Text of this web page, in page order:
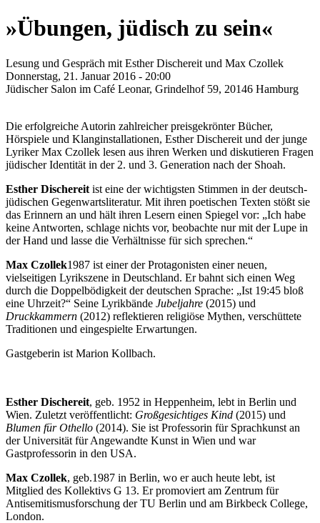
»Übungen, jüdisch zu sein«
Lesung und Gespräch mit Esther Dischereit und Max Czollek
Donnerstag, 21. Januar 2016 - 20:00
Jüdischer Salon im Café Leonar, Grindelhof 59, 20146 Hamburg
Die erfolgreiche Autorin zahlreicher preisgekrönter Bücher,
Hörspiele und Klanginstallationen, Esther Dischereit und der junge
Lyriker Max Czollek lesen aus ihren Werken und diskutieren Fragen
jüdischer Identität in der 2. und 3. Generation nach der Shoah.
Esther Dischereit ist eine der wichtigsten Stimmen in der deutsch-
jüdischen Gegenwartsliteratur. Mit ihren poetischen Texten stößt sie
das Erinnern an und hält ihren Lesern einen Spiegel vor: „Ich habe
keine Antworten, schlage nichts vor, beobachte nur mit der Lupe in
der Hand und lasse die Verhältnisse für sich sprechen.“
Max Czollek1987 ist einer der Protagonisten einer neuen,
vielseitigen Lyrikszene in Deutschland. Er bahnt sich einen Weg
durch die Doppelbödigkeit der deutschen Sprache: „Ist 19:45 bloß
eine Uhrzeit?“ Seine Lyrikbände Jubeljahre (2015) und
Druckkammern (2012) reflektieren religiöse Mythen, verschüttete
Traditionen und eingespielte Erwartungen.
Gastgeberin ist Marion Kollbach.
Esther Dischereit, geb. 1952 in Heppenheim, lebt in Berlin und
Wien. Zuletzt veröffentlicht: Großgesichtiges Kind (2015) und
Blumen für Othello (2014). Sie ist Professorin für Sprachkunst an
der Universität für Angewandte Kunst in Wien und war
Gastprofessorin in den USA.
Max Czollek, geb.1987 in Berlin, wo er auch heute lebt, ist
Mitglied des Kollektivs G 13. Er promoviert am Zentrum für
Antisemitismusforschung der TU Berlin und am Birkbeck College,
London.